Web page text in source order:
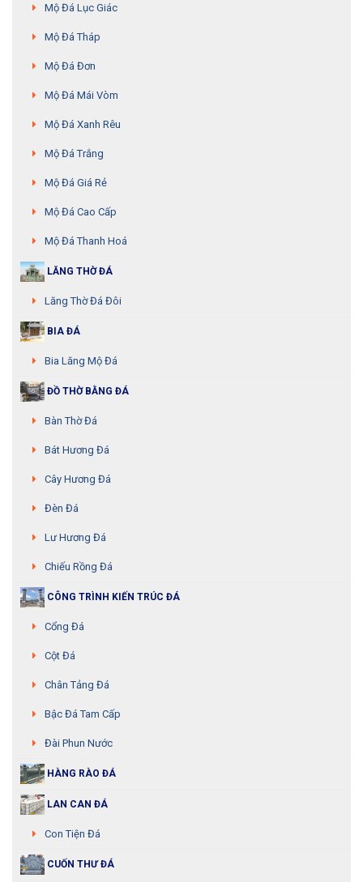
Mộ Đá Lục Giác
Mộ Đá Tháp
Mộ Đá Đơn
Mộ Đá Mái Vòm
Mộ Đá Xanh Rêu
Mộ Đá Trắng
Mộ Đá Giá Rẻ
Mộ Đá Cao Cấp
Mộ Đá Thanh Hoá
LĂNG THỜ ĐÁ
Lăng Thờ Đá Đôi
BIA ĐÁ
Bia Lăng Mộ Đá
ĐỒ THỜ BẰNG ĐÁ
Bàn Thờ Đá
Bát Hương Đá
Cây Hương Đá
Đèn Đá
Lư Hương Đá
Chiếu Rồng Đá
CÔNG TRÌNH KIẾN TRÚC ĐÁ
Cổng Đá
Cột Đá
Chân Tảng Đá
Bậc Đá Tam Cấp
Đài Phun Nước
HÀNG RÀO ĐÁ
LAN CAN ĐÁ
Con Tiện Đá
CUỐN THƯ ĐÁ